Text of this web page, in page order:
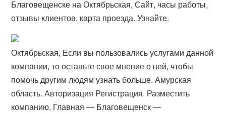
Благовещенске на Октябрьская, Сайт, часы работы,
отзывы клиентов, карта проезда. Узнайте.
Октябрьская, Если вы пользовались услугами данной
компании, то оставьте свое мнение о ней, чтобы
помочь другим людям узнать больше. Амурская
область. Авторизация Регистрация. Разместить
компанию. Главная — Благовещенск —